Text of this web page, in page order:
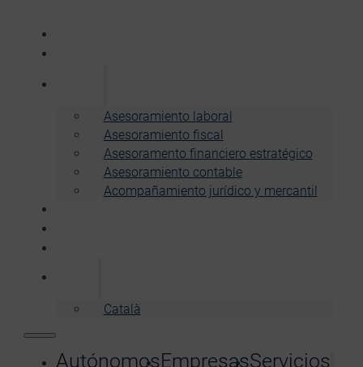
Asesoramiento laboral
Asesoramiento fiscal
Asesoramento financiero estratégico
Asesoramiento contable
Acompañamiento jurídico y mercantil
Català
AutónomosEmpresasServicios